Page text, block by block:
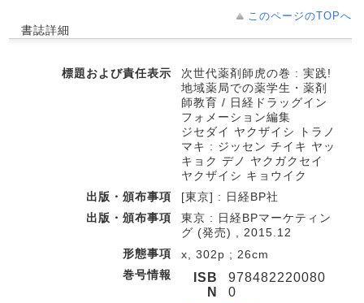
このページのTOPへ
書誌詳細
標題および責任表示
次世代薬剤師虎の巻 : 実践!
地域薬局での薬学生・薬剤
師教育 / 日経ドラッグイン
フォメーション編集
ジセダイ ヤクザイシ トラノ
マキ : ジッセン チイキ ヤッ
キョク デノ ヤクガクセイ
ヤクザイシ キョウイク
出版・頒布事項
[東京] : 日経BP社
出版・頒布事項
東京 : 日経BPマーケティン
グ (発売) , 2015.12
形態事項
x, 302p ; 26cm
巻号情報
ISB
N
978482220080
0